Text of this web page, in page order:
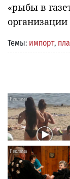
«рыбы в
Темы: импорт,